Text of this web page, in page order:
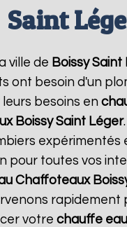
Saint
ville de Boissy Saint
ont besoin d'un
leurs besoins en
Boissy Saint Léger
expérimentés
pour toutes vos
Chaffoteaux
rapidement
votre chauffe